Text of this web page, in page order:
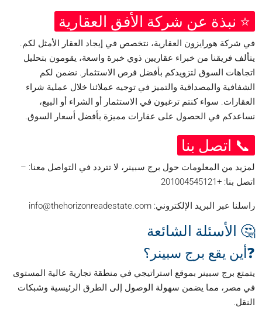
⭐ نبذة عن شركة الأفق العقارية
في شركة هورايزون العقارية، نتخصص في إيجاد العقار الأمثل لكم.
يتألف فريقنا من خبراء عقاريين ذوي خبرة واسعة، يقومون بتحليل
اتجاهات السوق لتزويدكم بأفضل فرص الاستثمار. نضمن لكم
الشفافية والمصداقية والتميز في توجيه عملائنا خلال عملية شراء
العقارات. سواء كنتم ترغبون في الاستثمار أو الشراء أو البيع،
نساعدكم في الحصول على عقارات مميزة بأفضل أسعار السوق.
📞 اتصل بنا
لمزيد من المعلومات حول برج سبينر، لا تتردد في التواصل معنا: –
اتصل بنا: +201004545121
راسلنا عبر البريد الإلكتروني: info@thehorizonreadestate.com
🤔 الأسئلة الشائعة
❓أين يقع برج سبينر؟
يتمتع برج سبينر بموقع استراتيجي في منطقة تجارية عالية المستوى
في مصر، مما يضمن سهولة الوصول إلى الطرق الرئيسية وشبكات
النقل.